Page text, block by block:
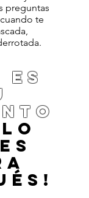
preguntas
te
es
lo